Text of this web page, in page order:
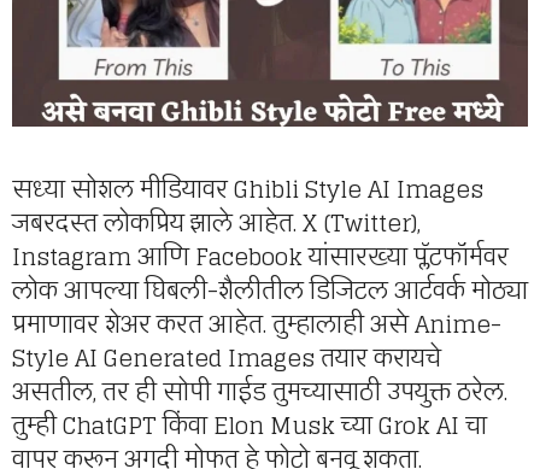
सध्या सोशल मीडियावर Ghibli Style AI Images
जबरदस्त लोकप्रिय झाले आहेत. X (Twitter),
Instagram आणि Facebook यांसारख्या प्लॅटफॉर्मवर
लोक आपल्या घिबली-शैलीतील डिजिटल आर्टवर्क मोठ्या
प्रमाणावर शेअर करत आहेत. तुम्हालाही असे Anime-
Style AI Generated Images तयार करायचे
असतील, तर ही सोपी गाईड तुमच्यासाठी उपयुक्त ठरेल.
तुम्ही ChatGPT किंवा Elon Musk च्या Grok AI चा
वापर करून अगदी मोफत हे फोटो बनवू शकता.